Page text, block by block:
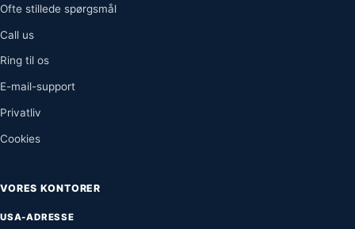
Ofte stillede spørgsmål
Call us
Ring til os
E-mail-support
Privatliv
Cookies
VORES KONTORER
USA-ADRESSE